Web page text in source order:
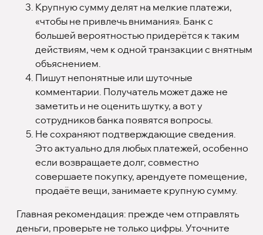
Крупную сумму делят на мелкие платежи,
«чтобы не привлечь внимания». Банк с
большей вероятностью придерётся к таким
действиям, чем к одной транзакции с внятным
объяснением.
Пишут непонятные или шуточные
комментарии. Получатель может даже не
заметить и не оценить шутку, а вот у
сотрудников банка появятся вопросы.
Не сохраняют подтверждающие сведения.
Это актуально для любых платежей, особенно
если возвращаете долг, совместно
совершаете покупку, арендуете помещение,
продаёте вещи, занимаете крупную сумму.
Главная рекомендация: прежде чем отправлять
деньги, проверьте не только цифры. Уточните